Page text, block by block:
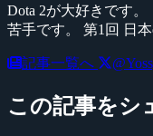
Dota 2が大好きです
苦手です。 第1回 日
記事一覧へ
この記事をシ